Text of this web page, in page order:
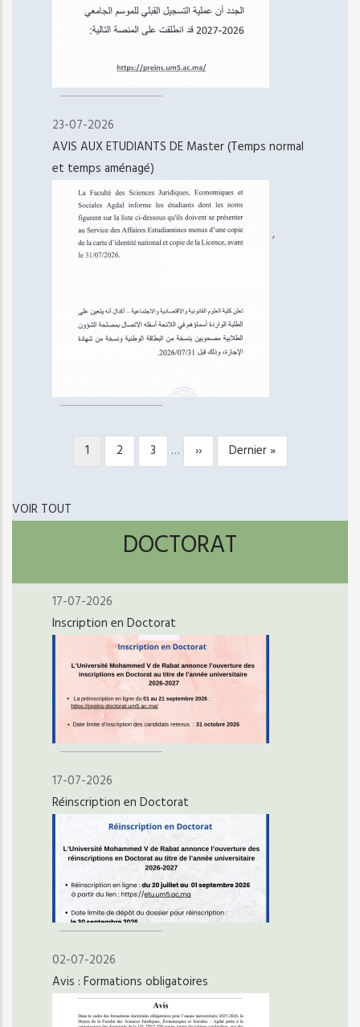
23-07-2026
AVIS AUX ETUDIANTS DE Master (Temps normal
et temps aménagé)
,
PAGINATIONPage
courante
1 Page
2 Page
3 …
Page
suivante
››
Dernière
page
Dernier »
VOIR TOUT
DOCTORAT
17-07-2026
Inscription en Doctorat
17-07-2026
Réinscription en Doctorat
02-07-2026
Avis : Formations obligatoires